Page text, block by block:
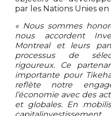
par les Nations Unies en
« Nous sommes
nous accordent
Montreal et leurs
processus de
rigoureux. Ce
importante pour
reflète notre
l’économie avec des
et globales. En